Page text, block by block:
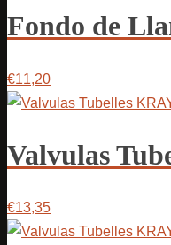
Fondo de
€11,20
Valvulas
€13,35